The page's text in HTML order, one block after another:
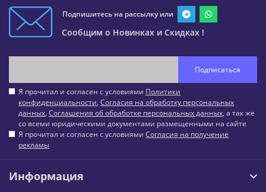
Подпишитесь на рассылку или
Сообщим о Новинках и Скидках !
Подписаться
Я прочитал и согласен с условиями Политики
конфиденциальности, Согласия на обработку персональных
данных, Соглашения об обработке персональных данных, а так же
со всеми юридическими документами размещенными на сайте
Я прочитал и согласен с условиями Согласия на получение
рекламы
Информация